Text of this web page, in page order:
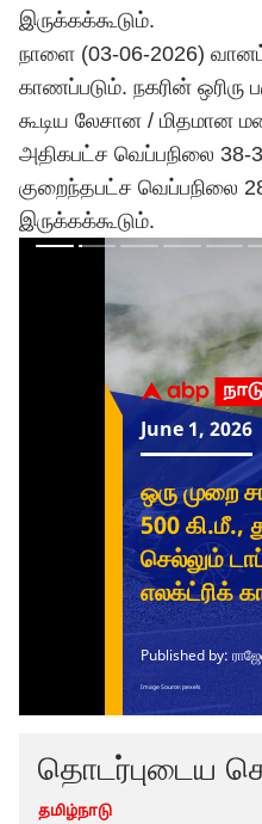
இருக்கக்கூடும்.
நாளை (03-06-2026)
காணப்படும். நகரின் ஒரிரு
கூடிய லேசான / மிதமான
அதிகபட்ச வெப்பநிலை 38-
குறைந்தபட்ச வெப்பநிலை
இருக்கக்கூடும்.
தொடர்புடைய
தமிழ்நாடு